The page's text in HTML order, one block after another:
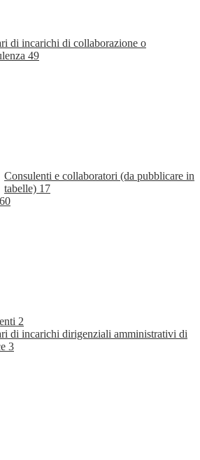
di incarichi di collaborazione o
49
Consulenti e collaboratori (da pubblicare in
tabelle) 17
2
di incarichi dirigenziali amministrativi di
3